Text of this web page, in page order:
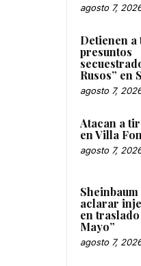
agosto 7,
Detienen a
presuntos
Rusos” en
agosto 7,
Atacan a
en Villa
agosto 7,
aclarar
en traslado
Mayo”
agosto 7,